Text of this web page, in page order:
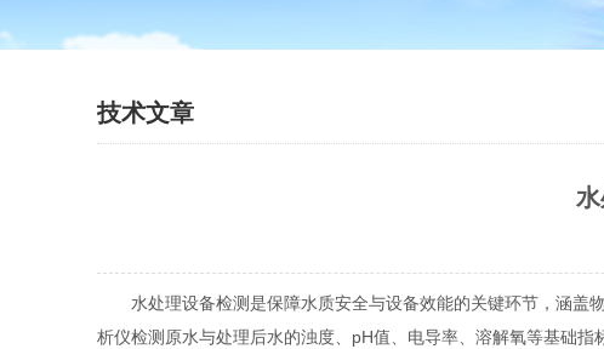
技术文章
水处理设备检测是保障水质安全与设备效能的关键环节，涵盖
析仪检测原水与处理后水的浊度、pH值、电导率、溶解氧等基础